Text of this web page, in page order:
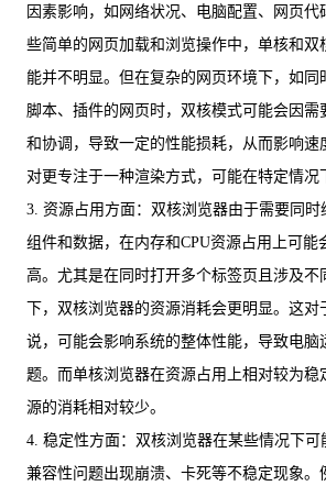
因素影响，如网络状况、电脑配置、网页
些简单的网页加载和浏览操作中，单核和双
能并不明显。但在复杂的网页环境下，如同
脚本、插件的网页时，双核模式可能会因需
和协调，导致一定的性能损耗，从而影响速
对更专注于一种渲染方式，可能在特定情况
3. 资源占用方面：双核浏览器由于需要同时
组件和数据，在内存和CPU资源占用上可能
高。尤其是在同时打开多个标签页且涉及不
下，双核浏览器的资源消耗会更明显。这
说，可能会影响系统的整体性能，导致电脑
题。而单核浏览器在资源占用上相对较为稳
源的消耗相对较少。
4. 稳定性方面：双核浏览器在某些情况下
兼容性问题出现崩溃、卡死等不稳定现象。